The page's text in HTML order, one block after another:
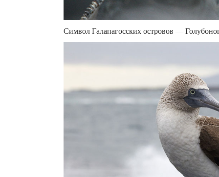
Символ Галапагосских островов —